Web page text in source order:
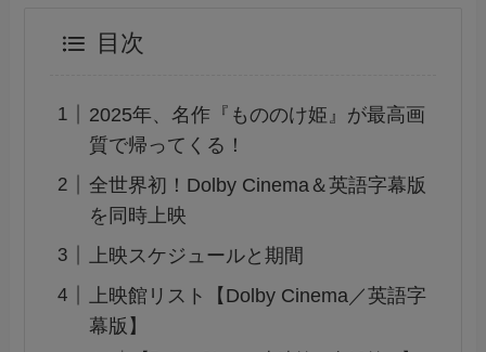
目次
2025年、名作『もののけ姫』が最高画
質で帰ってくる！
全世界初！Dolby Cinema＆英語字幕版
を同時上映
上映スケジュールと期間
上映館リスト【Dolby Cinema／英語字
幕版】